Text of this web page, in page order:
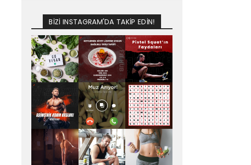
BİZİ INSTAGRAM'DA TAKİP EDİN!